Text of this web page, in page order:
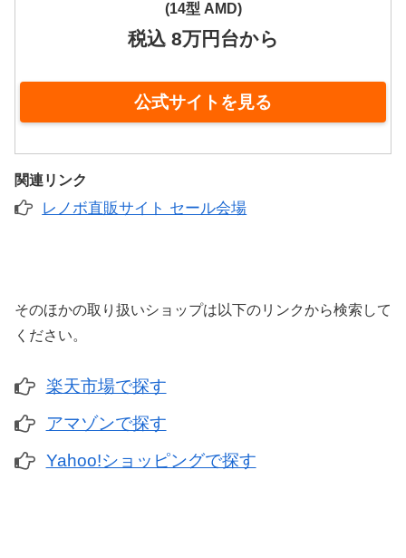
(14型 AMD)
税込 8万円台から
公式サイトを見る
関連リンク
レノボ直販サイト セール会場
そのほかの取り扱いショップは以下のリンクから検索して
ください。
楽天市場で探す
アマゾンで探す
Yahoo!ショッピングで探す